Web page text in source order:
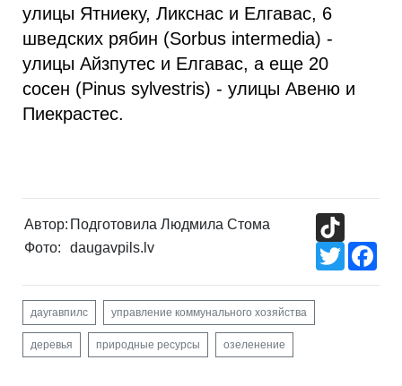
улицы Ятниеку, Ликснас и Елгавас, 6
шведских рябин (Sorbus intermedia) -
улицы Айзпутес и Елгавас, а еще 20
сосен (Pinus sylvestris) - улицы Авеню и
Пиекрастес.
Автор: Подготовила Людмила Стома
Фото:
daugavpils.lv
Twitter
даугавпилс управление коммунального хозяйства
деревья природные ресурсы озеленение